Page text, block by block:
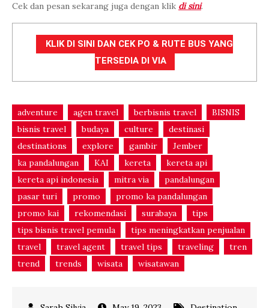
Cek dan pesan sekarang juga dengan klik di sini.
KLIK DI SINI DAN CEK PO & RUTE BUS YANG
TERSEDIA DI VIA
adventure agen travel berbisnis travel
BISNIS
bisnis travel
budaya culture
destinasi
destinations
explore gambir
Jember
ka pandalungan
KAI kereta
kereta api
kereta api indonesia
mitra via
pandalungan
pasar turi
promo
promo ka pandalungan
promo kai
rekomendasi surabaya
tips
tips bisnis travel pemula
tips meningkatkan penjualan
travel
travel agent travel tips traveling
tren
trend
trends wisata wisatawan